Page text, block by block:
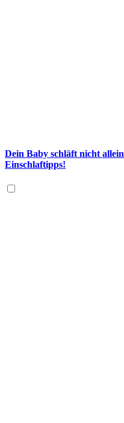
Dein Baby schläft nicht
Einschlaftipps!